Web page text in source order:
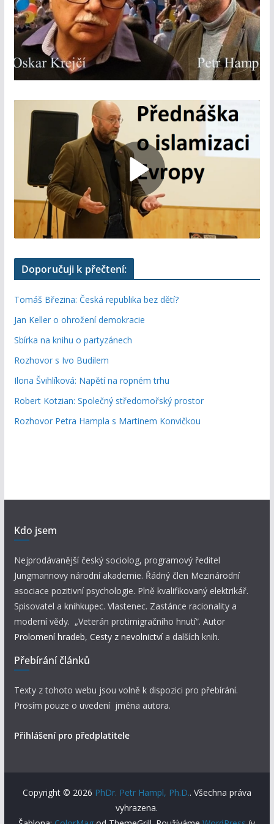
Doporučuji k přečtení:
Tomáš Březina: Česká republika bez dětí?
Jan Keller o ohrožení demokracie
Sbírka na knihu o partyzánech
Rozhovor s Ivo Budilem
Ilona Švihlíková: Napětí na ropném trhu
Robert Kotzian: Společný středomořský prostor
Rozhovor Petra Hampla s Martinem Konvičkou
Kdo jsem
Nejprodávanější český sociolog, programový ředitel
Jungmannovy národní akademie. Řádný člen Mezinárodní
asociace pozitivní psychologie. Plně kvalifikovaný elektrikář.
Spisovatel a knihkupec. Vlastenec. Zastánce racionality a
moderní vědy. „Veterán protimigračního hnutí“. Autor
Prolomení hradeb, Cesty z nevolnictví a dalších knih.
Přebírání článků
Texty z tohoto webu jsou volně k dispozici pro přebírání.
Prosím pouze o uvedení jména autora.
Přihlášení pro předplatitele
Copyright © 2026 PhDr. Petr Hampl, Ph.D.. Všechna práva
vyhrazena.